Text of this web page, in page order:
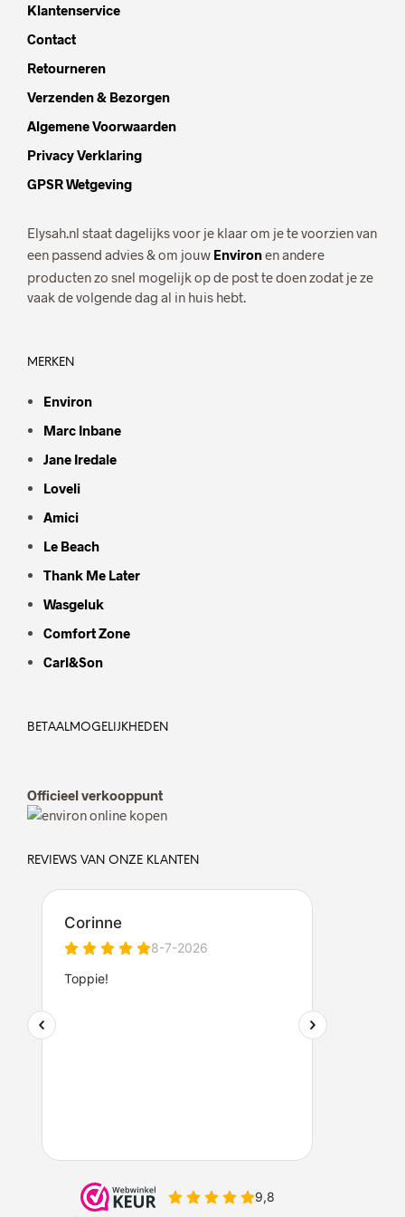
Klantenservice
Contact
Retourneren
Verzenden & Bezorgen
Algemene Voorwaarden
Privacy Verklaring
GPSR Wetgeving
Elysah.nl staat dagelijks voor je klaar om je te voorzien van
een passend advies & om jouw Environen andere
producten zo snel mogelijk op de post te doen zodat je ze
vaak de volgende dag al in huis hebt.
MERKEN
Environ
Marc Inbane
Jane Iredale
Loveli
Amici
Le Beach
Thank Me Later
Wasgeluk
Comfort Zone
Carl&Son
BETAALMOGELIJKHEDEN
Officieel verkooppunt
REVIEWS VAN ONZE KLANTEN